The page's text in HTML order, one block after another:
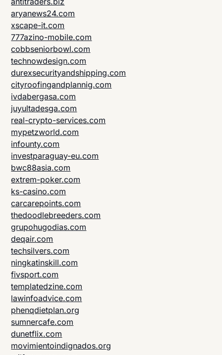
aryanews24.com
xscape-it.com
777azino-mobile.com
cobbseniorbowl.com
technowdesign.com
durexsecurityandshipping.com
cityroofingandplannig.com
ivdabergasa.com
juyultadesga.com
real-crypto-services.com
mypetzworld.com
infounty.com
investparaguay-eu.com
bwc88asia.com
extrem-poker.com
ks-casino.com
carcarepoints.com
thedoodlebreeders.com
grupohugodias.com
deqair.com
techsilvers.com
ningkatinskill.com
fivsport.com
templatedzine.com
lawinfoadvice.com
phenqdietplan.org
sumnercafe.com
dunetflix.com
movimientoindignados.org